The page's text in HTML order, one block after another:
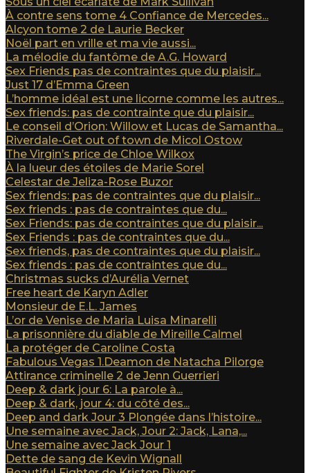
À contre sens tome 4 Confiance de Mercedes...
Alcyon tome 2 de Laurie Becker
Noël part en vrille et ma vie aussi...
La mélodie du fantôme de A.G. Howard
Sex Friends pas de contraintes que du plaisir...
Just 17 d’Emma Green
L’homme idéal est une licorne comme les autres...
Sex friends: pas de contrainte que du plaisir...
Le conseil d’Orion: Willow et Lucas de Samantha...
Riverdale-Get out of town de Micol Ostow
The Virgin’s price de Chloe Wilkox
À la lueur des étoiles de Marie Sorel
Celestar de Jeliza-Rose Buzor
Sex friends: pas de contraintes que du plaisir...
Sex friends : pas de contraintes que du...
Sex Friends: pas de contraintes que du plaisir...
Sex Friends : pas de contraintes que du...
Sex friends, pas de contraintes que du plaisir...
Sex friends : pas de contraintes que du...
Christmas sucks d’Aurélia Vernet
Free heart de Karyn Adler
Monsieur de E.L. James
L’or de Venise de Maria Luisa Minarelli
La prisonnière du diable de Mireille Calmel
La protéger de Caroline Costa
Fabulous Vegas 1.Deamon de Natacha Pilorge
Attirance criminelle 2 de Jenn Guerrieri
Deep & dark jour 6: La parole à...
Deep & dark, jour 4: du côté des...
Deep and dark Jour 3 Plongée dans l’histoire...
Une semaine avec Jack, Jour 2: Jack, Lana,...
Une semaine avec Jack Jour 1
Dette de sang de Kevin Wignall